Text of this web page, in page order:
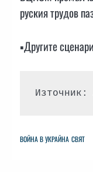
руския трудов
▪️Другите
Източник:
ВОЙНА В УКРАЙНА СВЯТ